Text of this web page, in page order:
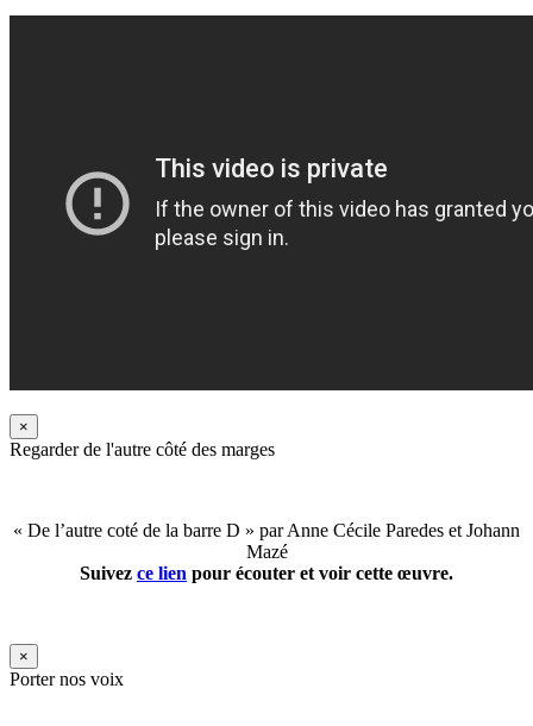
×
Regarder de l'autre côté des marges
« De l’autre coté de la barre D » par Anne Cécile Paredes et Johann
Mazé
Suivez ce lien pour écouter et voir cette œuvre.
×
Porter nos voix